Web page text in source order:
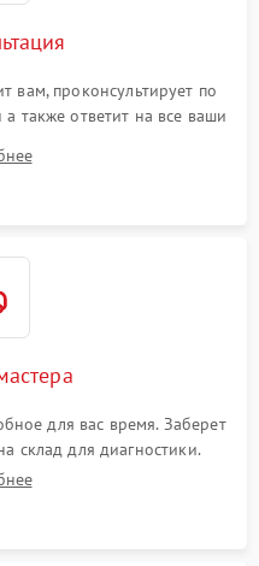
вам, проконсультирует по
также ответит на все ваши
для вас время. Заберет
склад для диагностики.